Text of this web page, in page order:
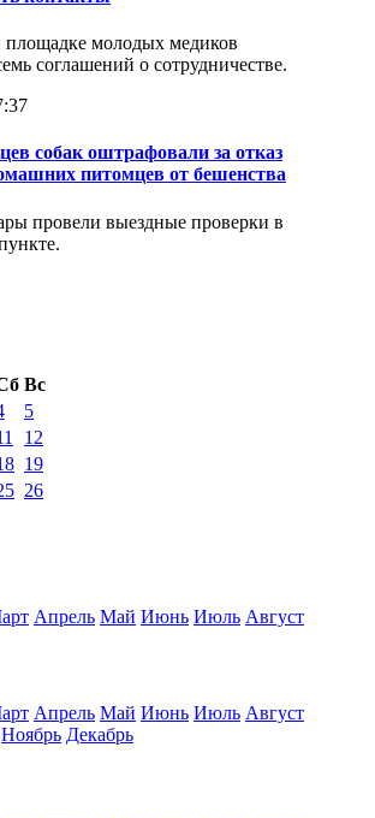
молодых медиков
соглашений о сотрудничестве.
собак оштрафовали за отказ
питомцев от бешенства
провели выездные проверки в
Вс
5
12
19
26
Апрель Май Июнь Июль Август
Апрель Май Июнь Июль Август
Ноябрь Декабрь